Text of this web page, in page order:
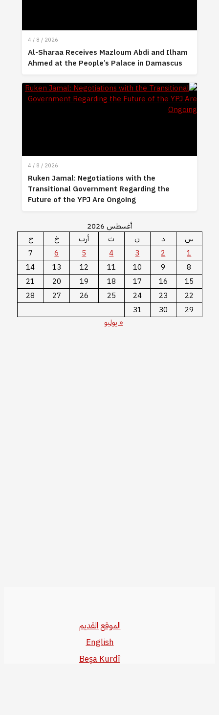
4 / 8 / 2026
Al-Sharaa Receives Mazloum Abdi and Ilham
Ahmed at the People’s Palace in Damascus
4 / 8 / 2026
Ruken Jamal: Negotiations with the
Transitional Government Regarding the
Future of the YPJ Are Ongoing
أغسطس 2026
س
د ن ث أرب خ
ج
1
2
3
4
5
6
7
8
9
10
11
12
13
14
15
16
17
18
19
20
21
22
23
24
25
26
27
28
29
30
31
« يوليو
الموقع القديم
English
Beşa Kurdî